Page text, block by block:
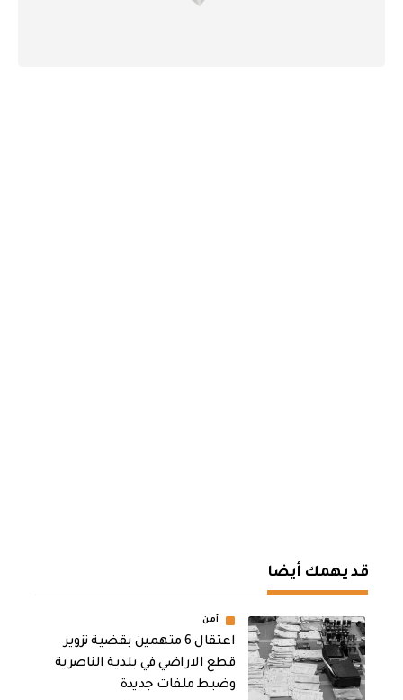
قد يهمك أيضا
أمن
اعتقال 6 متهمين بقضية تزوير
قطع الاراضي في بلدية الناصرية
وضبط ملفات جديدة